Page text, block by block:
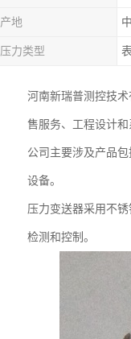
产地
压力类型
河南新瑞普测控技
售服务、工程设计和
公司主要涉及产品
设备。
压力变送器采用不
检测和控制。